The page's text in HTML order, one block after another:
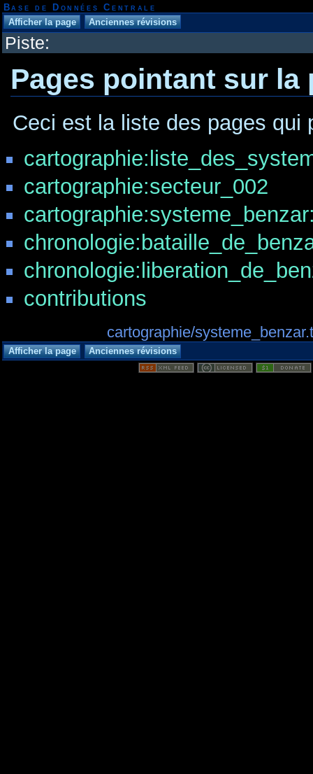
Base de Données Centrale
Piste:
Pages pointant sur
Ceci est la liste des pages qui
cartographie:secteur_002
contributions
cartographie/